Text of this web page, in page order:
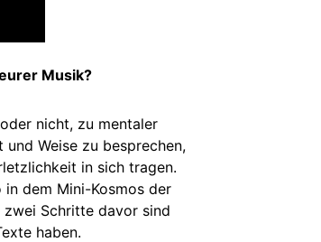
Musik?
nicht, zu mentaler
Weise zu besprechen,
in sich tragen.
dem Mini-Kosmos der
zwei Schritte davor sind
haben.